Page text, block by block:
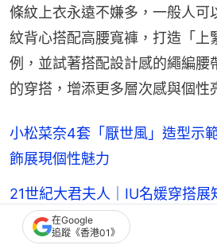
條紋上衣永遠不嫌多，一般人可
紋背心搭配高腰寬褲，打造「上
例，並試著搭配設計感的繩編腰
的穿搭，增添更多層次感與個性
小松菜奈4套「厭世風」造型示
飾展現個性魅力
21世紀大君夫人｜IU名媛穿搭展
族氣質的重點
在Google
追蹤《香港01》